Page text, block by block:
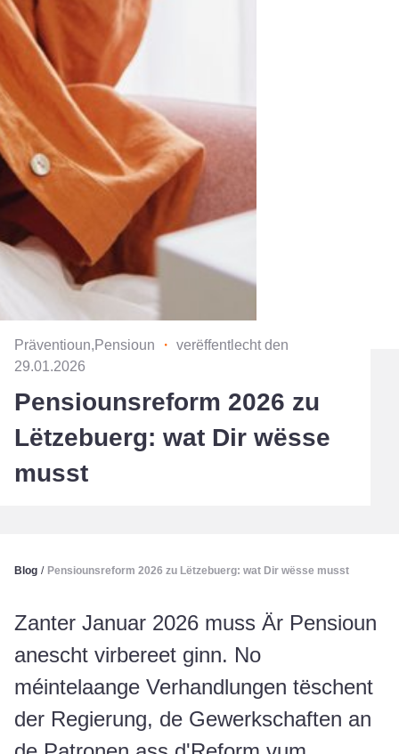
Präventioun,Pensioun ・ verëffentlecht den
29.01.2026
Pensiounsreform 2026 zu
Lëtzebuerg: wat Dir wësse
musst
Blog / Pensiounsreform 2026 zu Lëtzebuerg: wat Dir wësse musst
Zanter Januar 2026 muss Är Pensioun
anescht virbereet ginn. No
méintelaange Verhandlungen tëschent
der Regierung, de Gewerkschaften an